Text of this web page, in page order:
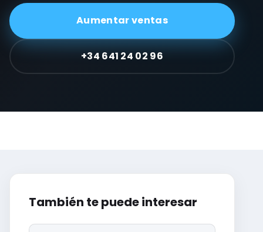
Aumentar ventas
+34 641 24 02 96
También te puede interesar